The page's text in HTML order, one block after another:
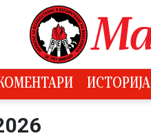
ИСТОРИЈА